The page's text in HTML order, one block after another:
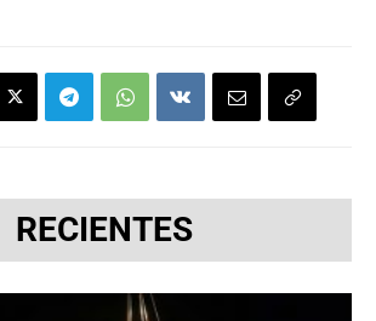
RECIENTES